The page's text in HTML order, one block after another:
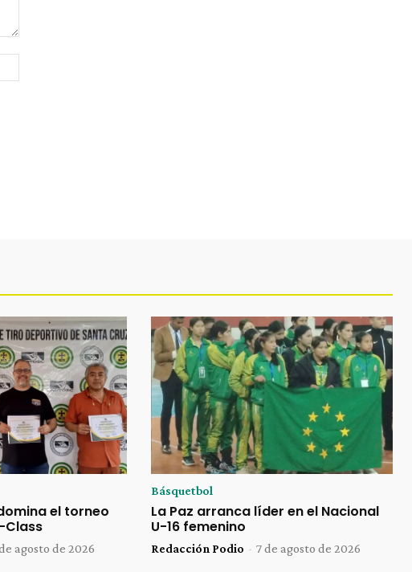
web:
el torneo
Class
agosto de 2026
Básquetbol
La Paz arranca líder en el Nacional
U-16 femenino
Redacción Podio - 7 de agosto de 2026